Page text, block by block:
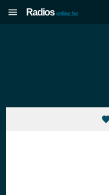
Radios online.be